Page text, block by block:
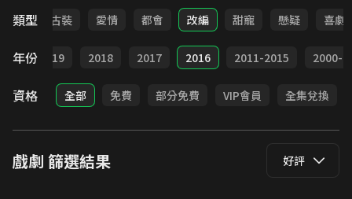
類型
家庭 古裝 愛情 都會 改編 甜寵 懸疑 喜劇
年份 2019 2018 2017 2016 2011-2015 2000-
資格 全部 免費 部分免費 VIP會員 全集兌換
戲劇 篩選結果 好評